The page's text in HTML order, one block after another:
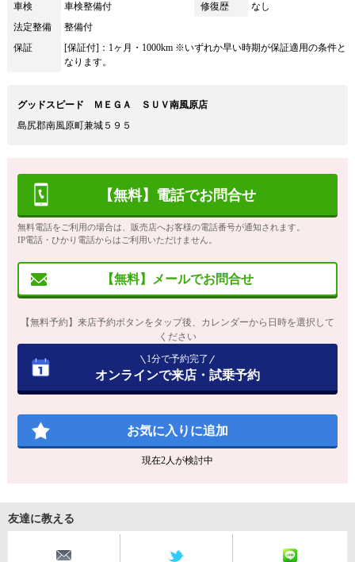
車検
車検整備付 修復歴
なし
法定整備
整備付
保証
[保証付]：1ヶ月・1000km ※いずれか早い時期が保証適用の条件と
なります。
グッドスピード ＭＥＧＡ ＳＵＶ南風原店
島尻郡南風原町兼城５９５
【無料】電話でお問合せ
無料電話をご利用の場合は、販売店へお客様の電話番号が通知されます。
IP電話・ひかり電話からはご利用いただけません。
【無料】メールでお問合せ
【無料予約】来店予約ボタンをタップ後、カレンダーから日時を選択して
ください
1分で予約完了
オンラインで来店・試乗予約
お気に入りに追加
現在2人が検討中
友達に教える